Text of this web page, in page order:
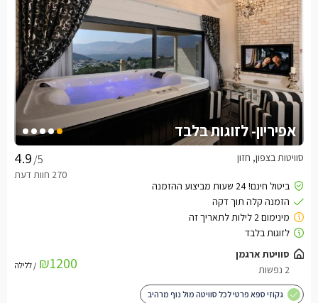
אפיריון- לזוגות בלבד
/5 סוויטות בצפון, חזון
סוויטת ארגמן
2 נפשות
₪1200 / ללילה
גקוזי ספא פרטי לכל סוויטה מול נוף מרהיב